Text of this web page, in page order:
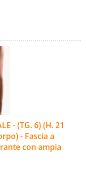
- (TG. 6) (H. 21
- Fascia a
con ampia